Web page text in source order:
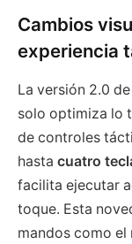
Cambios
experiencia
La versión 2.0
solo optimiza lo
de controles
hasta cuatro
facilita ejecutar
toque. Esta
mandos como